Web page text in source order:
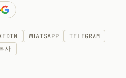
WHATSAPP
TELEGRAM
사